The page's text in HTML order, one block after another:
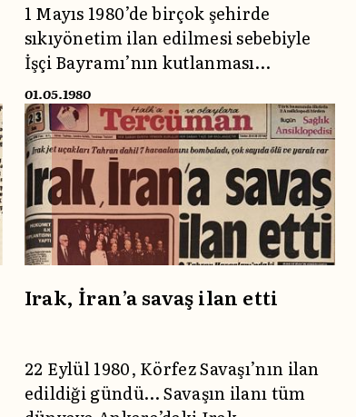
1 Mayıs 1980’de birçok şehirde
sıkıyönetim ilan edilmesi sebebiyle
İşçi Bayramı’nın kutlanması
yasaklanmıştı. Gelin o günlere
Tercüman’ın tanıklığıyla birlikte
bakalım.
01.05.1980
Irak, İran’a savaş ilan etti
22 Eylül 1980, Körfez Savaşı’nın ilan
edildiği gündü… Savaşın ilanı tüm